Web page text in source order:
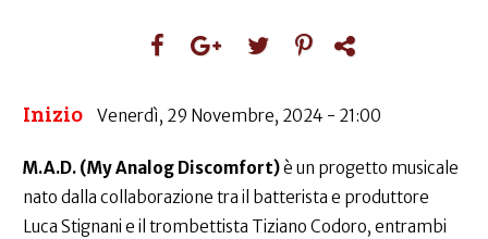
Inizio Venerdì, 29 Novembre, 2024 - 21:00
M.A.D. (My Analog Discomfort)è un progetto musicale
nato dalla collaborazione tra il batterista e produttore
Luca Stignani e il trombettista Tiziano Codoro, entrambi